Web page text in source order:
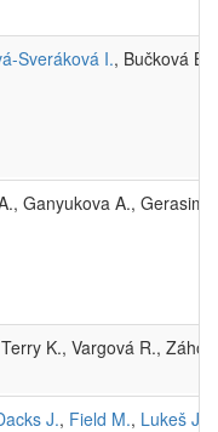
Sveráková I., Bučková
Ganyukova A.,
K., Vargová R.,
J., Field M., Lukeš J.